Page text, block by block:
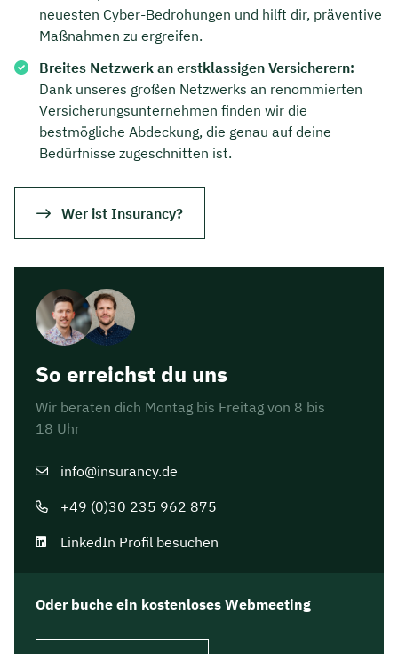
neuesten Cyber-Bedrohungen und hilft dir, präventive
Maßnahmen zu ergreifen.
Breites Netzwerk an erstklassigen Versicherern:
Dank unseres großen Netzwerks an renommierten
Versicherungsunternehmen finden wir die
bestmögliche Abdeckung, die genau auf deine
Bedürfnisse zugeschnitten ist.
Wer ist Insurancy?
So erreichst du uns
Wir beraten dich Montag bis Freitag von 8 bis
18 Uhr
info@insurancy.de
+49 (0)30 235 962 875
LinkedIn Profil besuchen
Oder buche ein kostenloses Webmeeting
Dauer: ca. 30 Minuten
Kostenfrei & unverbindlich
🗓️ Wählen Sie jetzt Ihren Wunschtermin:
Meeting buchen